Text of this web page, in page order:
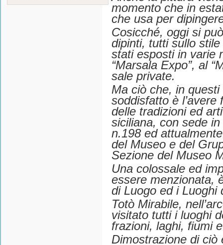
momento che in
che usa per
Cosicché, oggi si
dipinti, tutti sullo
stati esposti in varie
“Marsala Expo”, al
sale private.
Ma ciò che, in
soddisfatto è
delle tradizioni ed
siciliana, con sede
n.198 ed
del Museo e del
Sezione del Museo
Una colossale ed
essere menzionata,
di Luogo ed i Luoghi
Totò Mirabile,
visitato tutti i luoghi
frazioni, laghi, fiumi
Dimostrazione di ciò